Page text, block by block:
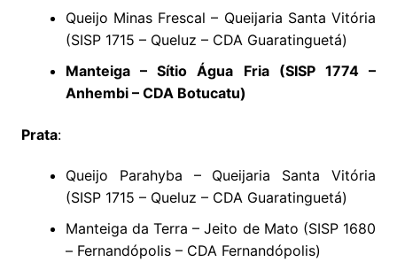
Queijo Minas Frescal – Queijaria Santa Vitória
(SISP 1715 – Queluz – CDA Guaratinguetá)
Manteiga – Sítio Água Fria (SISP 1774 –
Anhembi – CDA Botucatu)
Prata:
Queijo Parahyba – Queijaria Santa Vitória
(SISP 1715 – Queluz – CDA Guaratinguetá)
Manteiga da Terra – Jeito de Mato (SISP 1680
– Fernandópolis – CDA Fernandópolis)